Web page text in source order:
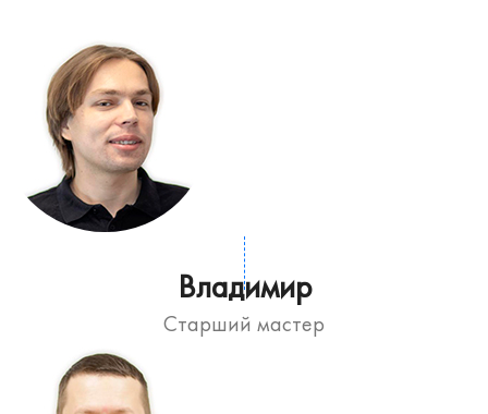
Владимир
Старший мастер